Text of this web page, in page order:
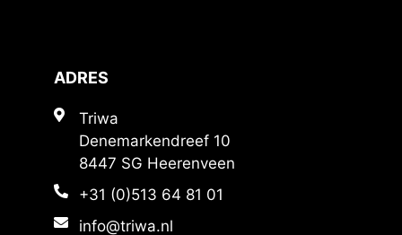
ADRES
Triwa
Denemarkendreef 10
8447 SG Heerenveen
+31 (0)513 64 81 01
info@triwa.nl